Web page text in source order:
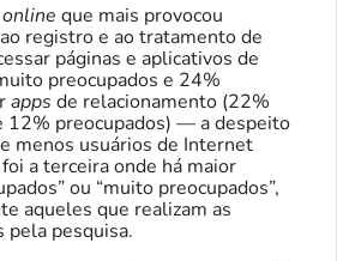
online que mais provocou
registro e ao tratamento de
páginas e aplicativos de
preocupados e 24%
apps de relacionamento (22%
12% preocupados) — a despeito
menos usuários de Internet
a terceira onde há maior
ou “muito preocupados”,
aqueles que realizam as
pela pesquisa.